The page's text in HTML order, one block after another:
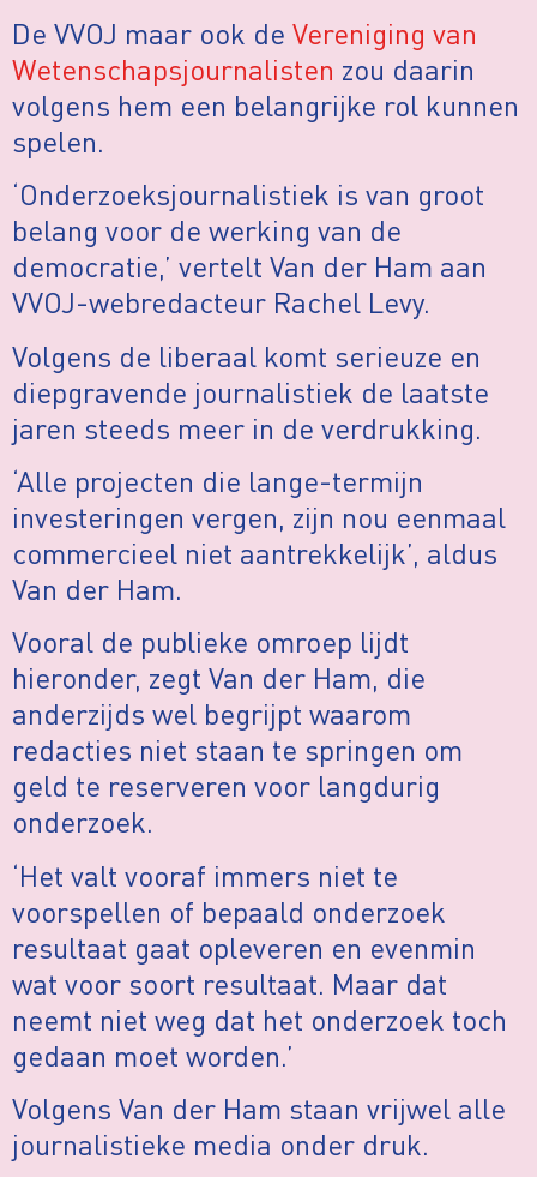
De VVOJ maar ook de Vereniging van
Wetenschapsjournalisten zou daarin
volgens hem een belangrijke rol kunnen
spelen.
‘Onderzoeksjournalistiek is van groot
belang voor de werking van de
democratie,’ vertelt Van der Ham aan
VVOJ-webredacteur Rachel Levy.
Volgens de liberaal komt serieuze en
diepgravende journalistiek de laatste
jaren steeds meer in de verdrukking.
‘Alle projecten die lange-termijn
investeringen vergen, zijn nou eenmaal
commercieel niet aantrekkelijk’, aldus
Van der Ham.
Vooral de publieke omroep lijdt
hieronder, zegt Van der Ham, die
anderzijds wel begrijpt waarom
redacties niet staan te springen om
geld te reserveren voor langdurig
onderzoek.
‘Het valt vooraf immers niet te
voorspellen of bepaald onderzoek
resultaat gaat opleveren en evenmin
wat voor soort resultaat. Maar dat
neemt niet weg dat het onderzoek toch
gedaan moet worden.’
Volgens Van der Ham staan vrijwel alle
journalistieke media onder druk.